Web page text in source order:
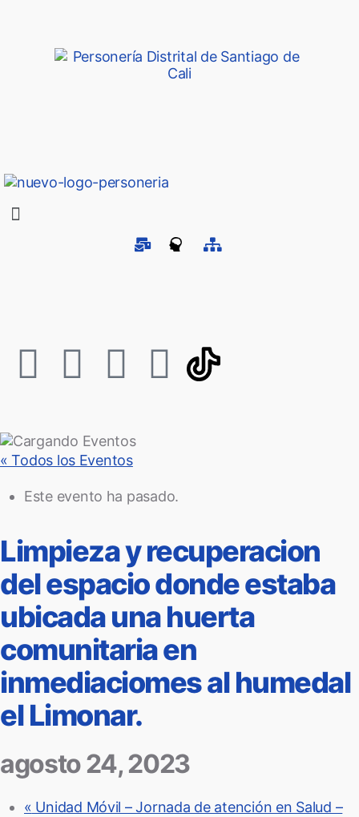
« Todos los Eventos
Este evento ha pasado.
Limpieza y recuperacion
del espacio donde estaba
ubicada una huerta
comunitaria en
inmediaciomes al humedal
el Limonar.
agosto 24, 2023
« Unidad Móvil – Jornada de atención en Salud –